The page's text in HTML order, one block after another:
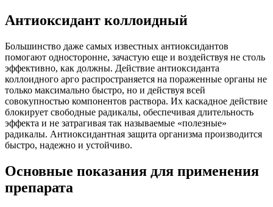
Антиоксидант коллоидный
Большинство даже самых известных антиоксидантов
помогают односторонне, зачастую еще и воздействуя не столь
эффективно, как должны. Действие антиоксиданта
коллоидного арго распространяется на пораженные органы не
только максимально быстро, но и действуя всей
совокупностью компонентов раствора. Их каскадное действие
блокирует свободные радикалы, обеспечивая длительность
эффекта и не затрагивая так называемые «полезные»
радикалы. Антиоксидантная защита организма производится
быстро, надежно и устойчиво.
Основные показания для применения
препарата